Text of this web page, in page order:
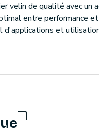
velin de qualité avec un
entre performance
d'applications et